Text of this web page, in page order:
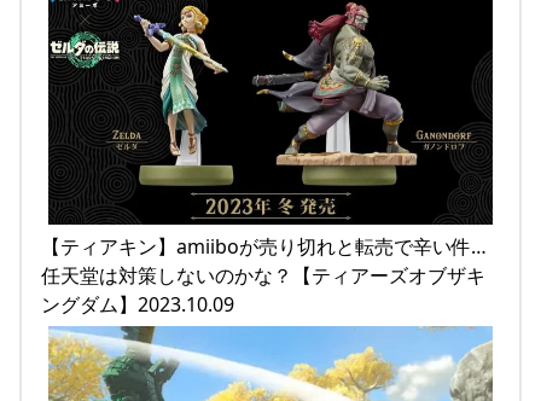
【ティアキン】amiiboが売り切れと転売で辛い件…
任天堂は対策しないのかな？【ティアーズオブザキ
ングダム】2023.10.09